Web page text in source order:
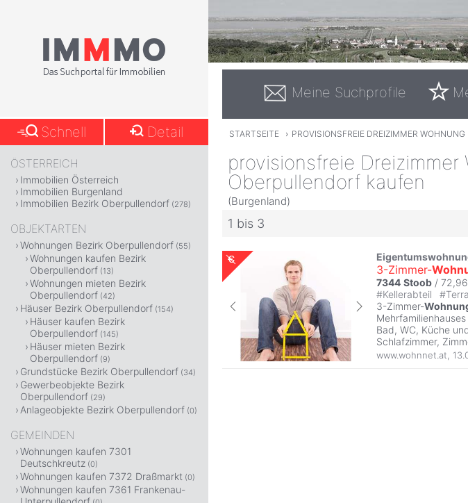
Meine Suchprofile
STARTSEITE › PROVISIONSFREIE DREIZIMMER WOHNUNG
provisionsfreie Dreizimmer
Oberpullendorf kaufen
(Burgenland)
1 bis 3
3-Zimmer-
7344 Stoob /
#Kellerabteil #
3-Zimmer-
Mehrfamilienhauses
Bad, WC, Küche
Schlafzimmer,
www.wohnnet.at
Schnell Detail
ÖSTERREICH
Immobilien Österreich
Immobilien Burgenland
Immobilien Bezirk Oberpullendorf (278)
OBJEKTARTEN
Wohnungen Bezirk Oberpullendorf (55)
Wohnungen kaufen Bezirk
Oberpullendorf (13)
Wohnungen mieten Bezirk
Oberpullendorf (42)
Häuser Bezirk Oberpullendorf (154)
Häuser kaufen Bezirk
Oberpullendorf (145)
Häuser mieten Bezirk
Oberpullendorf (9)
Grundstücke Bezirk Oberpullendorf (34)
Gewerbeobjekte Bezirk
Oberpullendorf (29)
Anlageobjekte Bezirk Oberpullendorf (0)
GEMEINDEN
Wohnungen kaufen 7301
Deutschkreutz (0)
Wohnungen kaufen 7372 Draßmarkt (0)
Wohnungen kaufen 7361 Frankenau-